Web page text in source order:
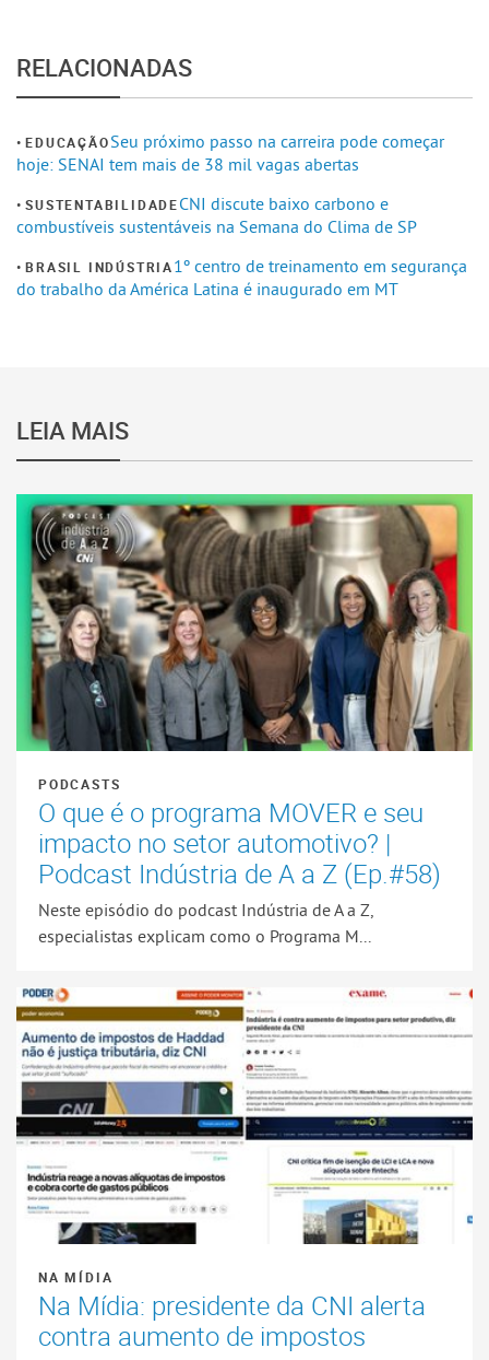
RELACIONADAS
EDUCAÇÃOSeu próximo passo na carreira pode começar
hoje: SENAI tem mais de 38 mil vagas abertas
SUSTENTABILIDADECNI discute baixo carbono e
combustíveis sustentáveis na Semana do Clima de SP
BRASIL INDÚSTRIA1º centro de treinamento em segurança
do trabalho da América Latina é inaugurado em MT
LEIA MAIS
PODCASTS
O que é o programa MOVER e seu
impacto no setor automotivo? |
Podcast Indústria de A a Z (Ep.#58)
Neste episódio do podcast Indústria de A a Z,
especialistas explicam como o Programa M...
NA MÍDIA
Na Mídia: presidente da CNI alerta
contra aumento de impostos